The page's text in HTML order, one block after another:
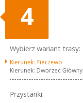
4
Wybierz wariant trasy:
Kierunek: Pieczewo
Kierunek: Dworzec Główny
Przystanki: